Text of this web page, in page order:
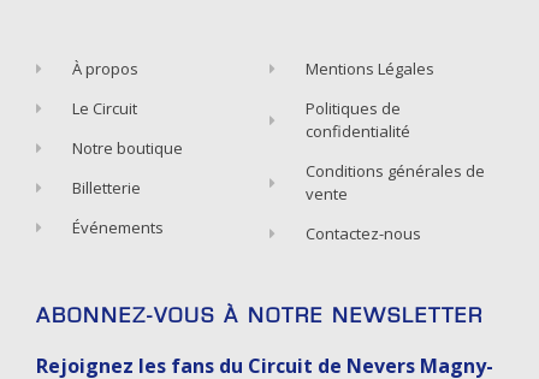
À propos
Le Circuit
Notre boutique
Billetterie
Événements
Mentions Légales
Politiques de
confidentialité
Conditions générales de
vente
Contactez-nous
ABONNEZ-VOUS À NOTRE NEWSLETTER
Rejoignez les fans du Circuit de Nevers Magny-